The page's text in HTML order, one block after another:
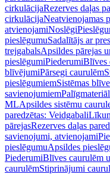
cirkulācijaRezerves daļas
cirkulācijaNeatvienojamas
atvienojamiNoslēgi
pieslēgumuSadalītājs ar
trejgabalsApsildes pārejas
pieslēgumiPiederumiBlīves
blīvējumiPārsegi caurulēm
pieslēgumiemSistēmas
savienojumiem
MLApsildes sistēmu
paredzētas: Veidgabali
pārejasRezerves daļas
savienojumi, atvienojami
pieslēgumuApsildes
PiederumiBlīves caurulēm
caurulēmStiprinājumi